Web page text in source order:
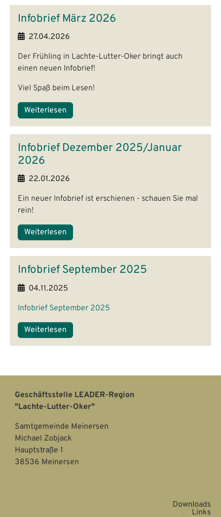
Infobrief März 2026
27.04.2026
Der Frühling in Lachte-Lutter-Oker bringt auch
einen neuen Infobrief!
Viel Spaß beim Lesen!
Weiterlesen
Infobrief Dezember 2025/Januar
2026
22.01.2026
Ein neuer Infobrief ist erschienen - schauen Sie mal
rein!
Weiterlesen
Infobrief September 2025
04.11.2025
Infobrief September 2025
Weiterlesen
Geschäftsstelle LEADER-Region
"Lachte-Lutter-Oker"
Samtgemeinde Meinersen
Michael Zobjack
Hauptstraße 1
38536 Meinersen
Downloads
Links